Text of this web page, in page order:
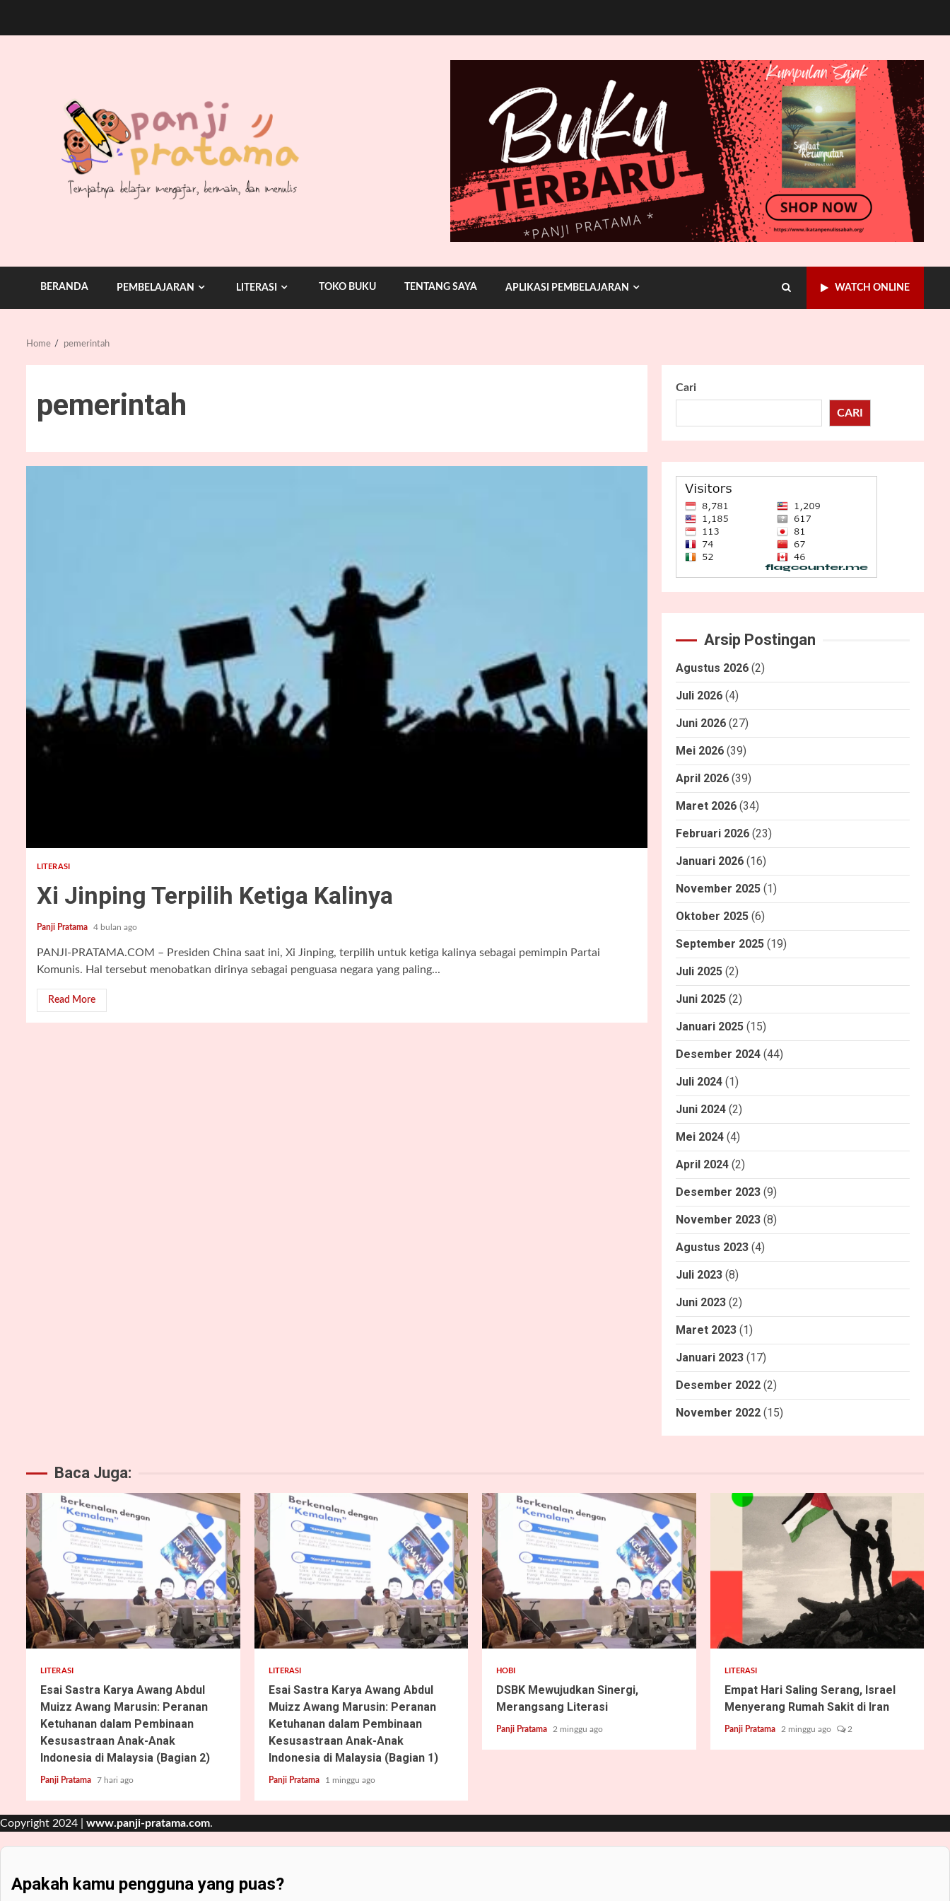
BERANDA PEMBELAJARAN LITERASI TOKO BUKU TENTANG SAYA APLIKASI PEMBELAJARAN WATCH ONLINE
Home pemerintah
pemerintah
LITERASI
Xi Jinping Terpilih Ketiga Kalinya
Panji Pratama 4 bulan ago
PANJI-PRATAMA.COM – Presiden China saat ini, Xi Jinping, terpilih untuk ketiga kalinya sebagai pemimpin Partai
Komunis. Hal tersebut menobatkan dirinya sebagai penguasa negara yang paling...
Read More
Cari
CARI
Arsip Postingan
Agustus 2026 (2)
Juli 2026 (4)
Juni 2026 (27)
Mei 2026 (39)
April 2026 (39)
Maret 2026 (34)
Februari 2026 (23)
Januari 2026 (16)
November 2025 (1)
Oktober 2025 (6)
September 2025 (19)
Juli 2025 (2)
Juni 2025 (2)
Januari 2025 (15)
Desember 2024 (44)
Juli 2024 (1)
Juni 2024 (2)
Mei 2024 (4)
April 2024 (2)
Desember 2023 (9)
November 2023 (8)
Agustus 2023 (4)
Juli 2023 (8)
Juni 2023 (2)
Maret 2023 (1)
Januari 2023 (17)
Desember 2022 (2)
November 2022 (15)
Baca Juga:
5 min read
LITERASI
Esai Sastra Karya Awang Abdul
Muizz Awang Marusin: Peranan
Ketuhanan dalam Pembinaan
Kesusastraan Anak-Anak
Indonesia di Malaysia (Bagian 2)
Panji Pratama 7 hari ago
4 min read
LITERASI
Esai Sastra Karya Awang Abdul
Muizz Awang Marusin: Peranan
Ketuhanan dalam Pembinaan
Kesusastraan Anak-Anak
Indonesia di Malaysia (Bagian 1)
Panji Pratama 1 minggu ago
2 min read
HOBI
DSBK Mewujudkan Sinergi,
Merangsang Literasi
Panji Pratama 2 minggu ago
LITERASI
Empat Hari Saling Serang, Israel
Menyerang Rumah Sakit di Iran
Panji Pratama 2 minggu ago 2
Copyright 2024 | www.panji-pratama.com.
Apakah kamu pengguna yang puas?